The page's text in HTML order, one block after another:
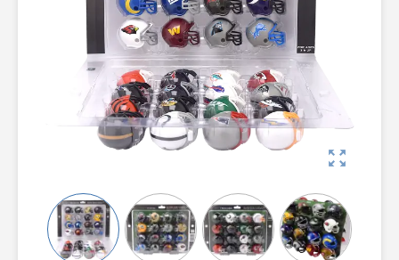
zoom_out_map